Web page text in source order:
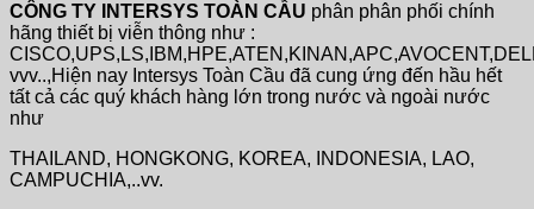
CÔNG TY INTERSYS TOÀN CẦU phân phân phối chính
hãng thiết bị viễn thông như :
vvv..,Hiện nay Intersys Toàn Cầu đã cung ứng đến hầu hết
tất cả các quý khách hàng lớn trong nước và ngoài nước
như
THAILAND, HONGKONG, KOREA, INDONESIA, LAO,
CAMPUCHIA,..vv.